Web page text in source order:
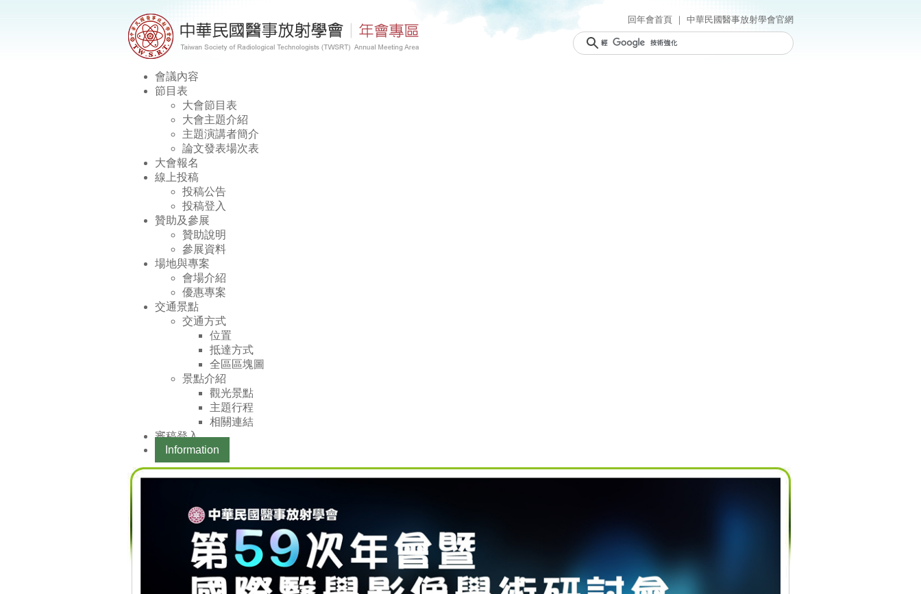
回年會首頁 ｜ 中華民國醫事放射學會官網
會議內容
節目表
大會節目表
大會主題介紹
主題演講者簡介
論文發表場次表
大會報名
線上投稿
投稿公告
投稿登入
贊助及參展
贊助說明
參展資料
場地與專案
會場介紹
優惠專案
交通景點
交通方式
位置
抵達方式
全區區塊圖
景點介紹
觀光景點
主題行程
相關連結
審稿登入
Information